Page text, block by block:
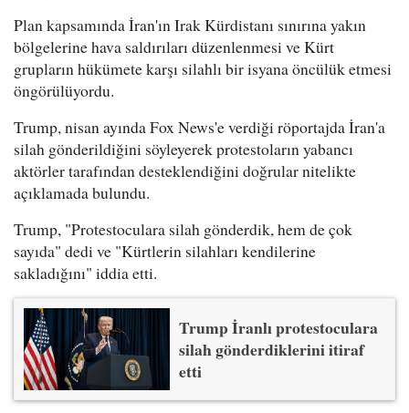
Plan kapsamında İran'ın Irak Kürdistanı sınırına yakın
bölgelerine hava saldırıları düzenlenmesi ve Kürt
grupların hükümete karşı silahlı bir isyana öncülük etmesi
öngörülüyordu.
Trump, nisan ayında Fox News'e verdiği röportajda İran'a
silah gönderildiğini söyleyerek protestoların yabancı
aktörler tarafından desteklendiğini doğrular nitelikte
açıklamada bulundu.
Trump, "Protestoculara silah gönderdik, hem de çok
sayıda" dedi ve "Kürtlerin silahları kendilerine
sakladığını" iddia etti.
Trump İranlı protestoculara
silah gönderdiklerini itiraf
etti